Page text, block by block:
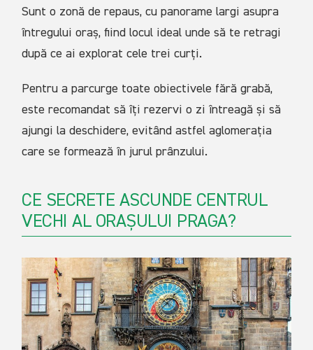
Sunt o zonă de repaus, cu panorame largi asupra
întregului oraș, fiind locul ideal unde să te retragi
după ce ai explorat cele trei curți.
Pentru a parcurge toate obiectivele fără grabă,
este recomandat să îți rezervi o zi întreagă și să
ajungi la deschidere, evitând astfel aglomerația
care se formează în jurul prânzului.
CE SECRETE ASCUNDE CENTRUL
VECHI AL ORAȘULUI PRAGA?